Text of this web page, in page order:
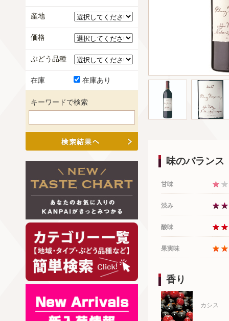
味のバランス
甘味
渋み
酸味
果実味
香り
カシス
産地
価格
ぶどう品種
在庫 在庫あり
キーワードで検索